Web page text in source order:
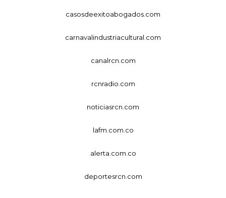
casosdeexitoabogados.com
carnavalindustriacultural.com
canalrcn.com
rcnradio.com
noticiasrcn.com
lafm.com.co
alerta.com.co
deportesrcn.com